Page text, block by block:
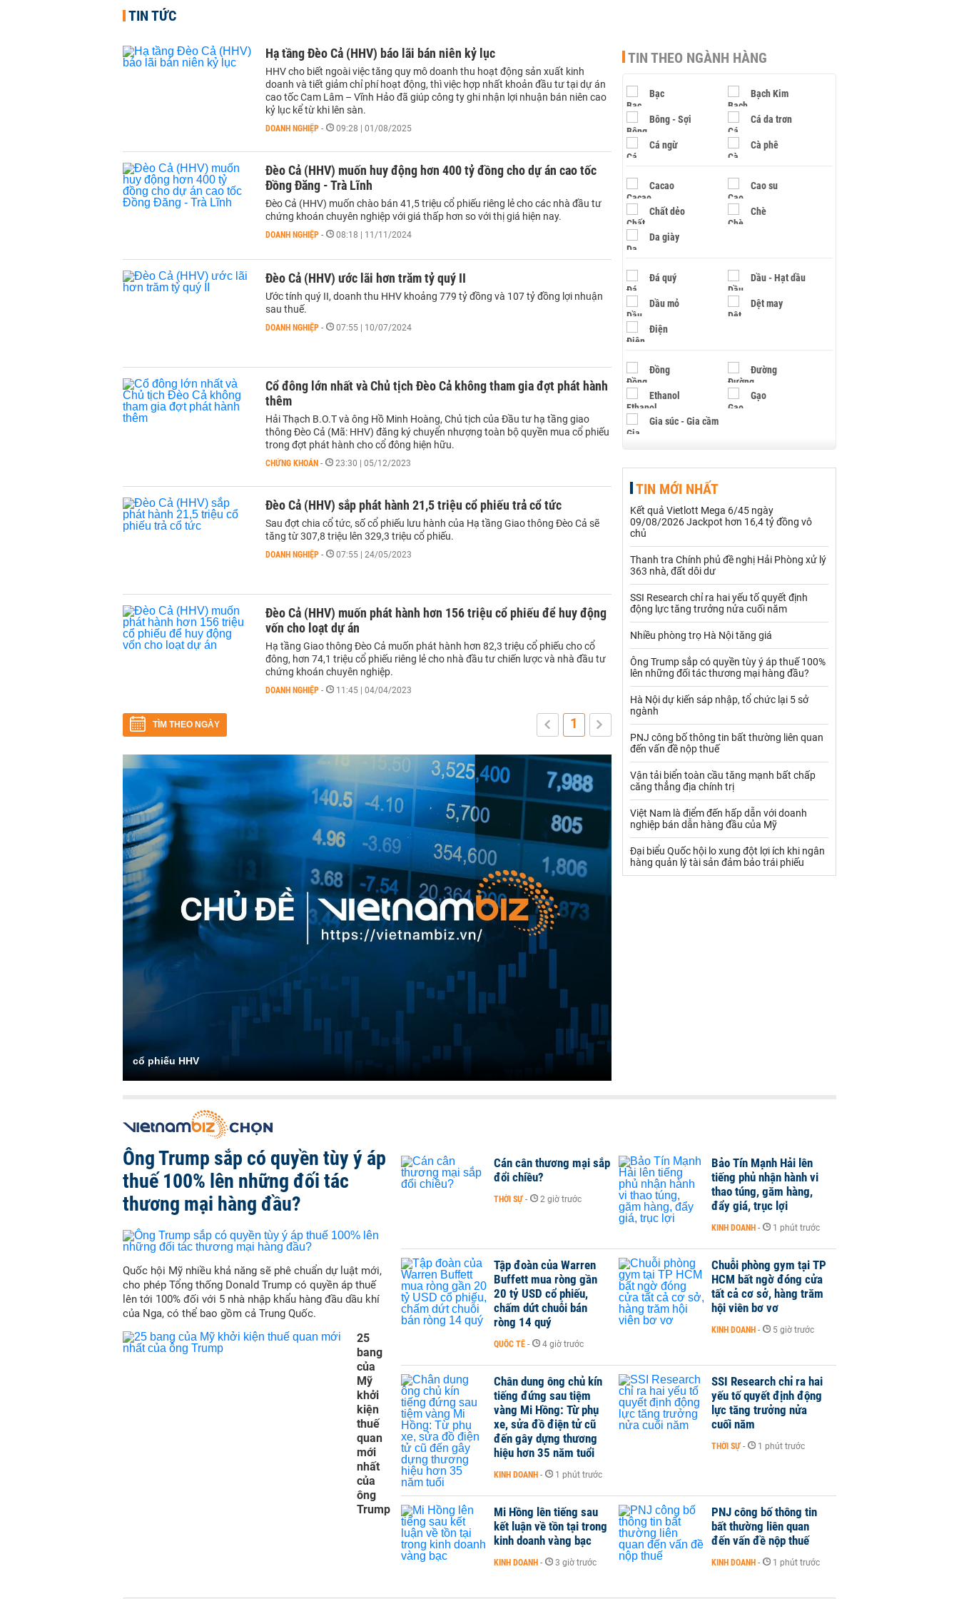
TIN TỨC
Hạ tầng Đèo Cả (HHV) báo lãi bán niên kỷ lục
HHV cho biết ngoài việc tăng quy mô doanh thu hoạt động sản xuất kinh
doanh và tiết giảm chỉ phí hoạt động, thì việc hợp nhất khoản đầu tư tại dự án
cao tốc Cam Lâm – Vĩnh Hảo đã giúp công ty ghi nhận lợi nhuận bán niên cao
kỷ lục kể từ khi lên sàn.
DOANH NGHIỆP - 09:28 | 01/08/2025
Đèo Cả (HHV) muốn huy động hơn 400 tỷ đồng cho dự án cao tốc
Đồng Đăng - Trà Lĩnh
Đèo Cả (HHV) muốn chào bán 41,5 triệu cổ phiếu riêng lẻ cho các nhà đầu tư
chứng khoán chuyên nghiệp với giá thấp hơn so với thị giá hiện nay.
DOANH NGHIỆP - 08:18 | 11/11/2024
Đèo Cả (HHV) ước lãi hơn trăm tỷ quý II
Ước tính quý II, doanh thu HHV khoảng 779 tỷ đồng và 107 tỷ đồng lợi nhuận
sau thuế.
DOANH NGHIỆP - 07:55 | 10/07/2024
Cổ đông lớn nhất và Chủ tịch Đèo Cả không tham gia đợt phát hành
thêm
Hải Thạch B.O.T và ông Hồ Minh Hoàng, Chủ tịch của Đầu tư hạ tầng giao
thông Đèo Cả (Mã: HHV) đăng ký chuyển nhượng toàn bộ quyền mua cổ phiếu
trong đợt phát hành cho cổ đông hiện hữu.
CHỨNG KHOÁN - 23:30 | 05/12/2023
Đèo Cả (HHV) sắp phát hành 21,5 triệu cổ phiếu trả cổ tức
Sau đợt chia cổ tức, số cổ phiếu lưu hành của Hạ tầng Giao thông Đèo Cả sẽ
tăng từ 307,8 triệu lên 329,3 triệu cổ phiếu.
DOANH NGHIỆP - 07:55 | 24/05/2023
Đèo Cả (HHV) muốn phát hành hơn 156 triệu cổ phiếu để huy động
vốn cho loạt dự án
Hạ tầng Giao thông Đèo Cả muốn phát hành hơn 82,3 triệu cổ phiếu cho cổ
đông, hơn 74,1 triệu cổ phiếu riêng lẻ cho nhà đầu tư chiến lược và nhà đầu tư
chứng khoán chuyên nghiệp.
DOANH NGHIỆP - 11:45 | 04/04/2023
TÌM THEO NGÀY 1
cổ phiếu HHV
TIN THEO NGÀNH HÀNG
Bạc Bạch Kim
Bông - Sợi Cá da trơn
Cá ngừ Cà phê
Cacao Cao su
Chất dẻo Chè
Da giày
Đá quý Dầu - Hạt dầu
Dầu mỏ Dệt may
Điện
Đồng Đường
Ethanol Gạo
Gia súc - Gia cầm
Hạt điều
Khí đốt
Kim loại khác Mắc ca
Muối
Nhựa - Hạt nhựa
Palladium Phân bón
Rau - Củ -Quả Sắt thép
Sữa
Than Thức ăn chăn nuôi
Thủy hải sản khác Tôm
Vàng
VLXD khác Xăng dầu
Xi măng - Clynker
TIN MỚI NHẤT
Kết quả Vietlott Mega 6/45 ngày
09/08/2026 Jackpot hơn 16,4 tỷ đồng vô
chủ
Thanh tra Chính phủ đề nghị Hải Phòng xử lý
363 nhà, đất dôi dư
SSI Research chỉ ra hai yếu tố quyết định
động lực tăng trưởng nửa cuối năm
Nhiều phòng trọ Hà Nội tăng giá
Ông Trump sắp có quyền tùy ý áp thuế 100%
lên những đối tác thương mại hàng đầu?
Hà Nội dự kiến sáp nhập, tổ chức lại 5 sở
ngành
PNJ công bố thông tin bất thường liên quan
đến vấn đề nộp thuế
Vận tải biển toàn cầu tăng mạnh bất chấp
căng thẳng địa chính trị
Việt Nam là điểm đến hấp dẫn với doanh
nghiệp bán dẫn hàng đầu của Mỹ
Đại biểu Quốc hội lo xung đột lợi ích khi ngân
hàng quản lý tài sản đảm bảo trái phiếu
Ông Trump sắp có quyền tùy ý áp
thuế 100% lên những đối tác
thương mại hàng đầu?
Quốc hội Mỹ nhiều khả năng sẽ phê chuẩn dự luật mới,
cho phép Tổng thống Donald Trump có quyền áp thuế
lên tới 100% đối với 5 nhà nhập khẩu hàng đầu dầu khí
của Nga, có thể bao gồm cả Trung Quốc.
25
bang
của
Mỹ
khởi
kiện
thuế
quan
mới
nhất
của
ông
Trump
Cán cân thương mại sắp
đổi chiều?
THỜI SỰ - 2 giờ trước
Bảo Tín Mạnh Hải lên
tiếng phủ nhận hành vi
thao túng, găm hàng,
đẩy giá, trục lợi
KINH DOANH - 1 phút trước
Tập đoàn của Warren
Buffett mua ròng gần
20 tỷ USD cổ phiếu,
chấm dứt chuỗi bán
ròng 14 quý
QUỐC TẾ - 4 giờ trước
Chuỗi phòng gym tại TP
HCM bất ngờ đóng cửa
tất cả cơ sở, hàng trăm
hội viên bơ vơ
KINH DOANH - 5 giờ trước
Chân dung ông chủ kín
tiếng đứng sau tiệm
vàng Mi Hồng: Từ phụ
xe, sửa đồ điện tử cũ
đến gây dựng thương
hiệu hơn 35 năm tuổi
KINH DOANH - 1 phút trước
SSI Research chỉ ra hai
yếu tố quyết định động
lực tăng trưởng nửa
cuối năm
THỜI SỰ - 1 phút trước
Mi Hồng lên tiếng sau
kết luận về tồn tại trong
kinh doanh vàng bạc
KINH DOANH - 3 giờ trước
PNJ công bố thông tin
bất thường liên quan
đến vấn đề nộp thuế
KINH DOANH - 1 phút trước